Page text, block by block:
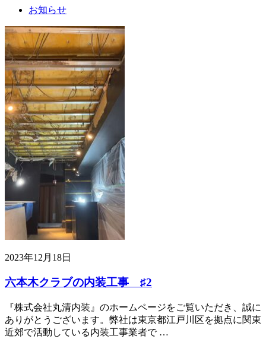
お知らせ
2023年12月18日
六本木クラブの内装工事 ♯2
『株式会社丸清内装』のホームページをご覧いただき、誠に
ありがとうございます。弊社は東京都江戸川区を拠点に関東
近郊で活動している内装工事業者で …